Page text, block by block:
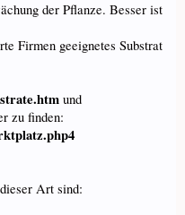
der Pflanze. Besser ist
Firmen geeignetes Substrat
und
zu finden:
Art sind: